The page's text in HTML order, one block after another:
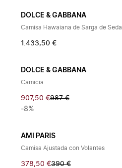
DOLCE & GABBANA
Camisa Hawaiana de Sarga de Seda
1.433,50 €
DOLCE & GABBANA
Camicia
907,50 €987 €
-8%
AMI PARIS
Camisa Ajustada con Volantes
378,50 €390 €